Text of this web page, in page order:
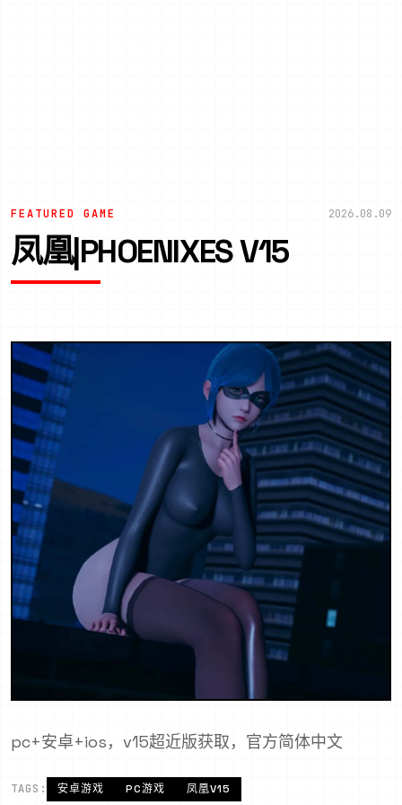
FEATURED GAME 2026.08.09
凤凰|PHOENIXES V15
pc+安卓+ios，v15超近版获取，官方简体中文
TAGS: 安卓游戏 PC游戏 凤凰V15